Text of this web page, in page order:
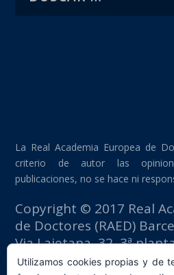
La Real Academia Europea de
criterio de autor las
publicaciones, no se hace ni
Copyright © 2017 Real
de Doctores (RAED)
Via Laietana, 32, 3ª
Edificio Fomento del
Utilizamos cookies propias y de